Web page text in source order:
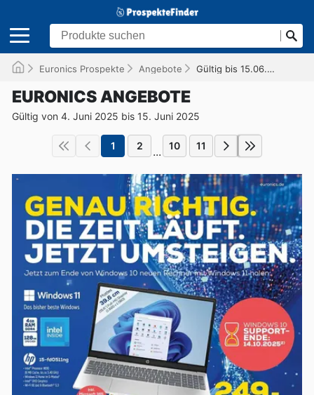
Euronics Prospekte Angebote Gültig bis 15.06.2025
EURONICS ANGEBOTE
Gültig von 4. Juni 2025 bis 15. Juni 2025
1 2 ... 10 11